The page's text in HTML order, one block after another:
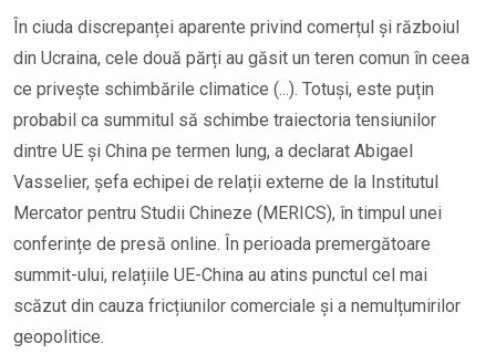
În ciuda discrepanței aparente privind comerțul și războiul
din Ucraina, cele două părți au găsit un teren comun în ceea
ce privește schimbările climatice (...). Totuși, este puțin
probabil ca summitul să schimbe traiectoria tensiunilor
dintre UE și China pe termen lung, a declarat Abigael
Vasselier, șefa echipei de relații externe de la Institutul
Mercator pentru Studii Chineze (MERICS), în timpul unei
conferințe de presă online. În perioada premergătoare
summit-ului, relațiile UE-China au atins punctul cel mai
scăzut din cauza fricțiunilor comerciale și a nemulțumirilor
geopolitice.